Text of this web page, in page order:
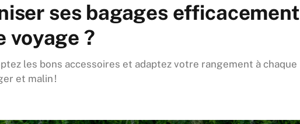
ses bagages efficacement
voyage ?
les bons accessoires et adaptez votre rangement à chaque
et malin !